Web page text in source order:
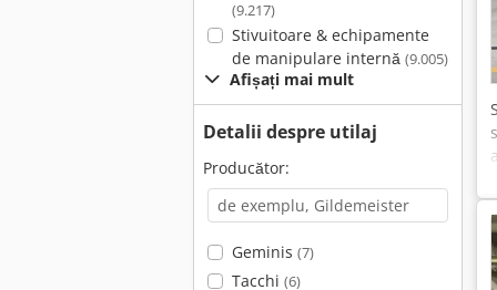
(9.217)
Stivuitoare & echipamente
de manipulare internă (9.005)
Afișați mai mult
Detalii despre utilaj
Producător:
Geminis (7)
Tacchi (6)